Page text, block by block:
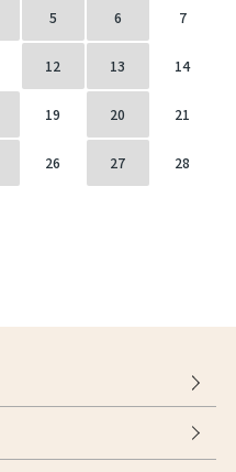
5 6 7
12 13 14
19 20 21
26 27 28